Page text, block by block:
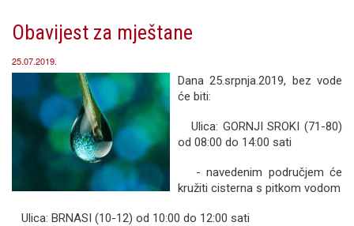
Obavijest za mještane
25.07.2019.
Dana 25.srpnja.2019, bez vode
će biti:
Ulica: GORNJI SROKI (71-80)
od 08:00 do 14:00 sati
- navedenim područjem će
kružiti cisterna s pitkom vodom
Ulica: BRNASI (10-12) od 10:00 do 12:00 sati